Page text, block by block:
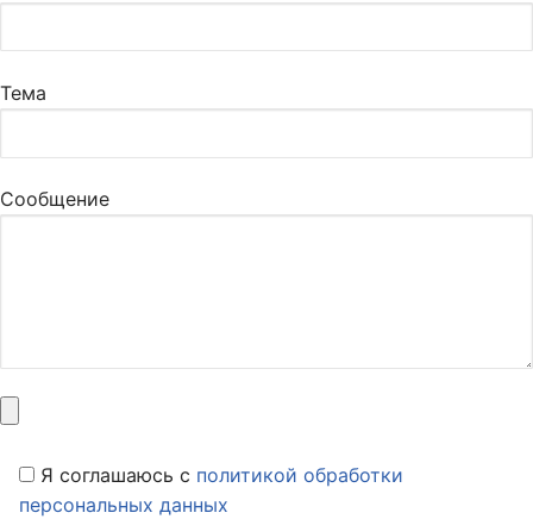
Тема
Сообщение
Я соглашаюсь c политикой обработки
персональных данных